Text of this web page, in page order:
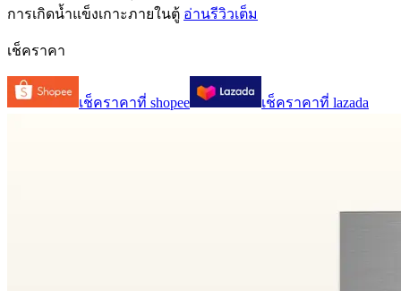
การเกิดน้ำแข็งเกาะภายในตู้ อ่านรีวิวเต็ม
เช็คราคา
เช็คราคาที่ shopee เช็คราคาที่ lazada